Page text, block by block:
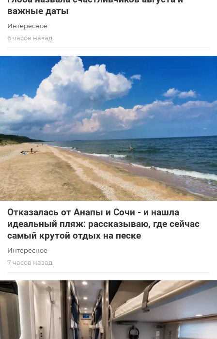
важные даты
Интересное
6 часов назад
Отказалась от Анапы и Сочи - и нашла
идеальный пляж: рассказываю, где сейчас
самый крутой отдых на песке
Интересное
7 часов назад